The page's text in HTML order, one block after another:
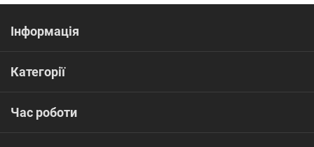
Інформація
Категорії
Час роботи